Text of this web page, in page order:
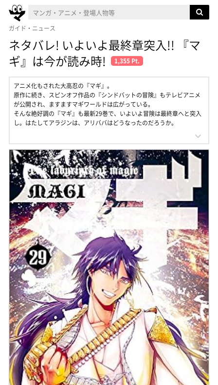
ガイド・ニュース
ネタバレ! いよいよ最終章突入!! 『マ
ギ』は今が読み時!
1,355 Pt.
アニメ化もされた大高忍の『マギ』。
原作に続き、スピンオフ作品の『シンドバットの冒険』もテレビアニメ
が公開され、ますますマギワールドは広がっている。
そんな絶好調の『マギ』も最新29巻で、いよいよ冒険は最終章へと突入
し。はたしてアラジンは、アリババはどうなったのだろうか。